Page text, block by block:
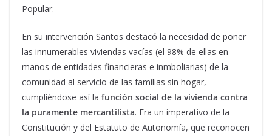
Popular.
En su intervención Santos destacó la necesidad de poner
las innumerables viviendas vacías (el 98% de ellas en
manos de entidades financieras e inmboliarias) de la
comunidad al servicio de las familias sin hogar,
cumpliéndose así la función social de la vivienda contra
la puramente mercantilista. Era un imperativo de la
Constitución y del Estatuto de Autonomía, que reconocen